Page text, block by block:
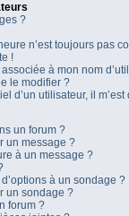
?
n’est toujours pas
!
à mon nom
le modifier ?
d’un utilisateur, il
un forum ?
un message ?
à un message ?
à un sondage ?
un sondage ?
forum ?